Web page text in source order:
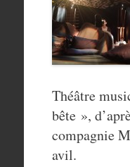
Théâtre
bête »,
compagnie
avil.